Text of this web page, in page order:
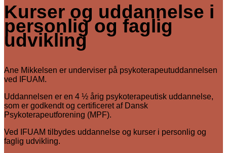
Kurser og uddannelse i
personlig og faglig
udvikling
Ane Mikkelsen er underviser på psykoterapeutuddannelsen
ved IFUAM.
Uddannelsen er en 4 ½ årig psykoterapeutisk uddannelse,
som er godkendt og certificeret af Dansk
Psykoterapeutforening (MPF).
Ved IFUAM tilbydes uddannelse og kurser i personlig og
faglig udvikling.